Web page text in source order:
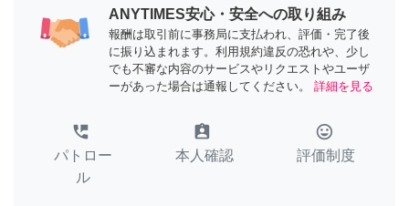
ANYTIMES安心・安全への取り組み
報酬は取引前に事務局に支払われ、評価・完了後
に振り込まれます。利用規約違反の恐れや、少し
でも不審な内容のサービスやリクエストやユーザ
ーがあった場合は通報してください。
詳細を見る
perm_phone_msg
パトロー
ル
assignment_ind
本人確認
tag_faces
評価制度